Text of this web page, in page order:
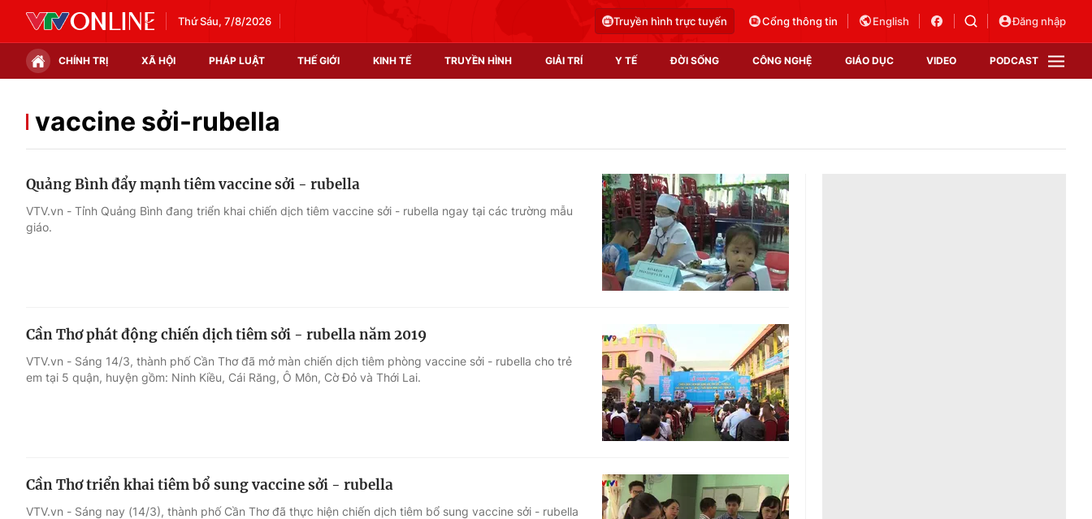
Thứ Sáu, 7/8/2026 Truyền hình trực tuyến Cổng thông tin English Đăng nhập
CHÍNH TRỊ XÃ HỘI PHÁP LUẬT THẾ GIỚI KINH TẾ TRUYỀN HÌNH GIẢI TRÍ Y TẾ ĐỜI SỐNG CÔNG NGHỆ GIÁO DỤC VIDEO PODCAST
Xã hội
Thế giới đó đây
Video
Shorts video
Podcast
EMagazine
Photo
Infographic
Góc ảnh
Điện ảnh
Âm nhạc
Làm đẹp
Học trực tuyến
Công nghệ
Hitech Công nghệ tương lai
Sản phẩm
VTV Sức khoẻ
vaccine sởi-rubella
Quảng Bình đẩy mạnh tiêm vaccine sởi - rubella
VTV.vn - Tỉnh Quảng Bình đang triển khai chiến dịch tiêm vaccine sởi - rubella ngay tại các trường mẫu
giáo.
Cần Thơ phát động chiến dịch tiêm sởi - rubella năm 2019
VTV.vn - Sáng 14/3, thành phố Cần Thơ đã mở màn chiến dịch tiêm phòng vaccine sởi - rubella cho trẻ
em tại 5 quận, huyện gồm: Ninh Kiều, Cái Răng, Ô Môn, Cờ Đỏ và Thới Lai.
Cần Thơ triển khai tiêm bổ sung vaccine sởi - rubella
VTV.vn - Sáng nay (14/3), thành phố Cần Thơ đã thực hiện chiến dịch tiêm bổ sung vaccine sởi - rubella